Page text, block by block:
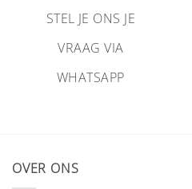
STEL JE ONS JE
VRAAG VIA
WHATSAPP
OVER ONS